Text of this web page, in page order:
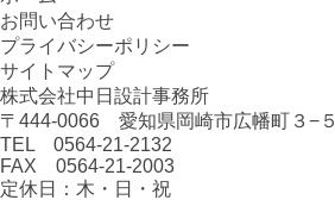
お問い合わせ
プライバシーポリシー
サイトマップ
株式会社中日設計事務所
〒444-0066 愛知県岡崎市広幡町３−５
TEL 0564-21-2132
FAX 0564-21-2003
定休日：木・日・祝